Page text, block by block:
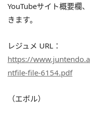
YouTubeサイト概要欄
きます。
レジュメ URL：
https://
ntfile-file-6154.pdf
（エボル）